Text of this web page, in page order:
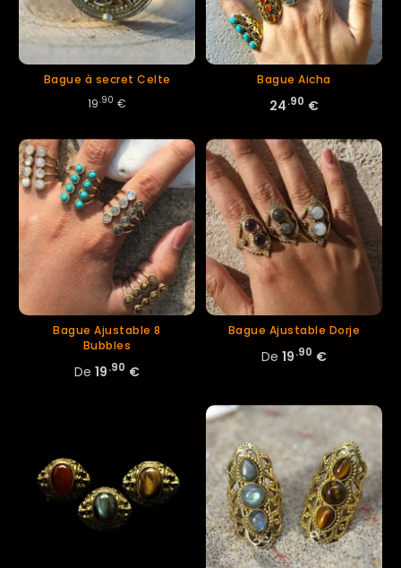
Bague à secret Celte
19.90 €
Bague Aicha
24.90 €
Bague Ajustable 8
Bubbles
De 19.90 €
Bague Ajustable Dorje
De 19.90 €